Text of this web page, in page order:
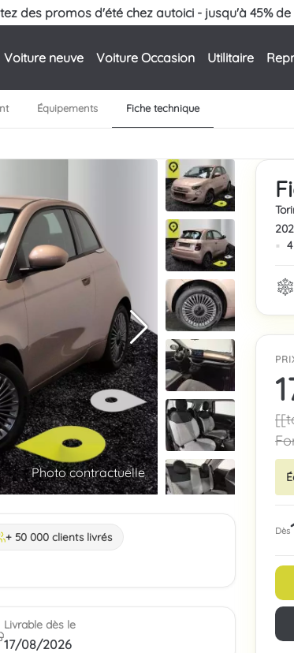
des promos d'été chez autoici - jusqu'à 45% de
Voiture neuve Voiture Occasion Utilitaire
Équipements Fiche technique
Photo contractuelle
+ 50 000 clients livrés
Livrable dès le
17/08/2026
Dès